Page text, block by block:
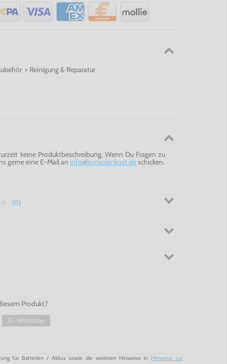
> Reinigung & Reparatur
keine Produktbeschreibung. Wenn Du Fragen zu
gerne eine E-Mail an info@konsolenkost.deschicken.
(0)
Produkt?
WhatsApp
für Batterien / Akkus sowie die weiteren Hinweise in Hinweise zur